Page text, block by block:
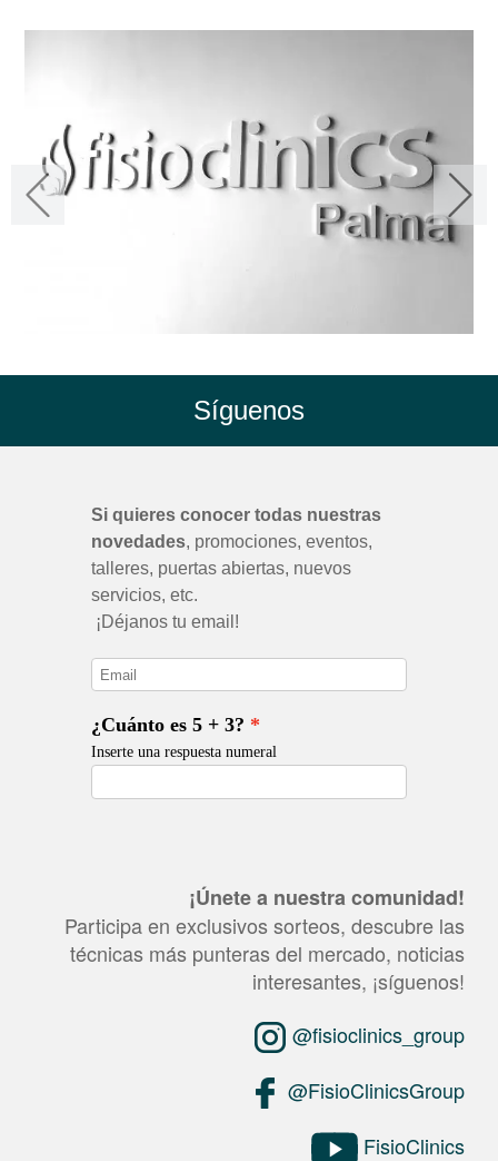
Síguenos
¡Únete a nuestra comunidad!
Participa en exclusivos sorteos, descubre las
técnicas más punteras del mercado, noticias
interesantes, ¡síguenos!
@fisioclinics_group
@FisioClinicsGroup
FisioClinics